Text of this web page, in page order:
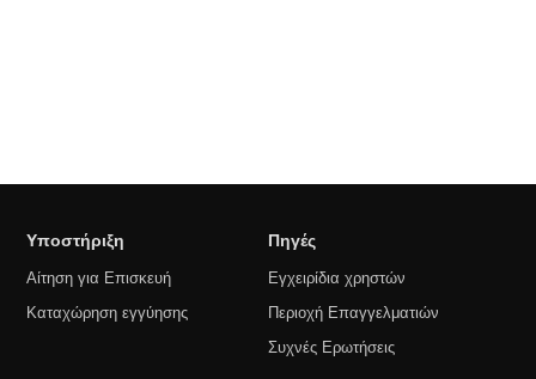
Υποστήριξη
Αίτηση για Επισκευή
Καταχώρηση εγγύησης
Πηγές
Εγχειρίδια χρηστών
Περιοχή Επαγγελματιών
Συχνές Ερωτήσεις